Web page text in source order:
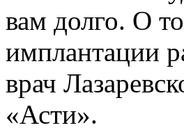
вам долго. О
имплантации
врач
«Асти».